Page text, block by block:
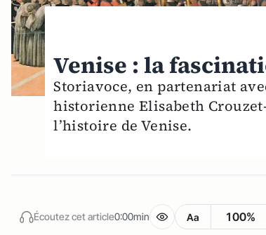
Venise : la
Storiavoce, en partenariat
historienne Elisabeth
l’histoire de Venise.
Écoutez cet article0:00min Aa 100%